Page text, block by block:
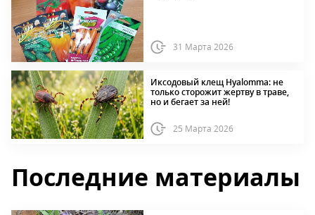
31 Марта 2026
Иксодовый клещ Hyalomma: не
только сторожит жертву в траве,
но и бегает за ней!
25 Марта 2026
Последние материалы